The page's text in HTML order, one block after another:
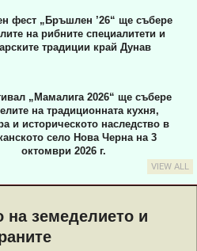
фест „Бръшлен ’26“ ще събере
на рибните специалитети и
традиции край Дунав
„Мамалига 2026“ ще събере
на традиционната кухня,
и историческото наследство в
село Нова Черна на 3
октомври 2026 г.
VIEW ALL
на земеделието и